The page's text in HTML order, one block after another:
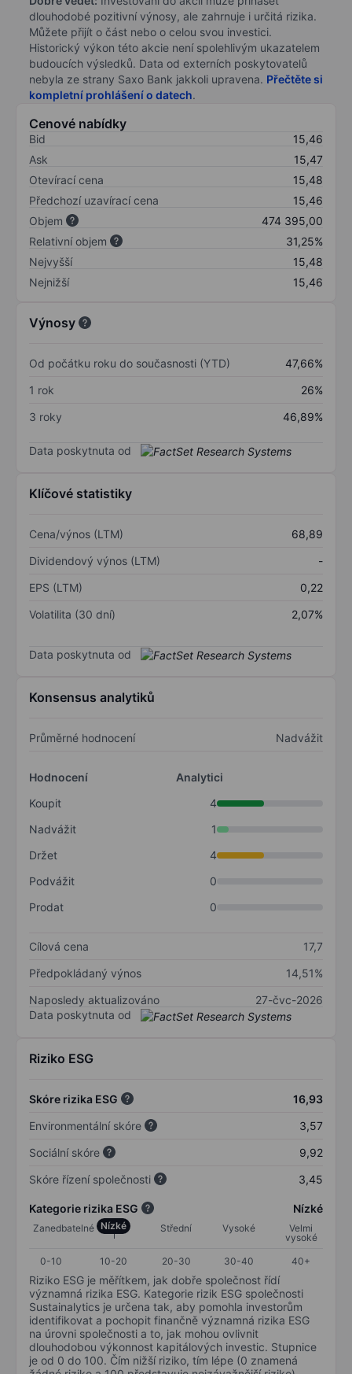
dlouhodobé pozitivní výnosy, ale zahrnuje i určitá rizika.
Můžete přijít o část nebo o celou svou investici.
Historický výkon této akcie není spolehlivým ukazatelem
budoucích výsledků. Data od externích poskytovatelů
nebyla ze strany Saxo Bank jakkoli upravena. Přečtěte si
kompletní prohlášení o datech.
Cenové nabídky
Bid
15,46
Ask
15,47
Otevírací cena
15,48
Předchozí uzavírací cena
15,46
Objem
474 395,00
Relativní objem
31,25%
Nejvyšší
15,48
Nejnižší
15,46
Výnosy
Od počátku roku do současnosti (YTD)
47,66%
1 rok
26%
3 roky
46,89%
Data poskytnuta od
Klíčové statistiky
Cena/výnos (LTM)
68,89
Dividendový výnos (LTM)
-
EPS (LTM)
0,22
Volatilita (30 dní)
2,07%
Data poskytnuta od
Konsensus analytiků
Průměrné hodnocení Nadvážit
Hodnocení
Analytici
Koupit
4
Nadvážit
1
Držet
4
Podvážit
0
Prodat
0
Cílová cena
17,7
Předpokládaný výnos
14,51%
Naposledy aktualizováno
27-čvc-2026
Data poskytnuta od
Riziko ESG
Skóre rizika ESG
16,93
Environmentální skóre
3,57
Sociální skóre
9,92
Skóre řízení společnosti
3,45
Kategorie rizika ESG Nízké
Zanedbatelné Nízké Střední Vysoké
Velmi
vysoké
0-10
10-20 20-30 30-40 40+
Riziko ESG je měřítkem, jak dobře společnost řídí
významná rizika ESG. Kategorie rizik ESG společnosti
Sustainalytics je určena tak, aby pomohla investorům
identifikovat a pochopit finančně významná rizika ESG
na úrovni společnosti a to, jak mohou ovlivnit
dlouhodobou výkonnost kapitálových investic. Stupnice
je od 0 do 100. Čím nižší riziko, tím lépe (0 znamená